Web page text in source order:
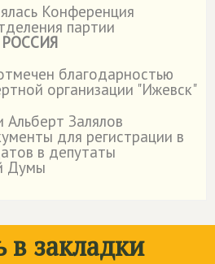
Конференция
партии
благодарностью
организации "Ижевск"
Альберт Залялов
для регистрации в
в депутаты
Думы
в закладки